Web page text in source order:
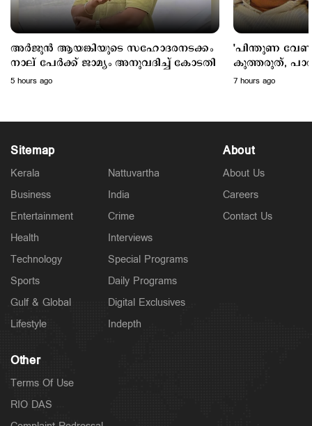
Latest
അനാദരം; തഹസില്‍ദാരെ സസ്പെന്‍ഡ് ചെയ്യും
13 hours ago
അര്‍ജുന്‍ ആയങ്കിയുടെ സഹോദരനടക്കം
നാല് പേര്‍ക്ക് ജാമ്യം അനുവദിച്ച് കോടതി
5 hours ago
'പിന്തുണ
കുത്തരുത്,
7 hours ago
Sitemap
Kerala
Business
Entertainment
Health
Technology
Sports
Gulf & Global
Lifestyle
Nattuvartha
India
Crime
Interviews
Special Programs
Daily Programs
Digital Exclusives
Indepth
About
About Us
Careers
Contact Us
Other
Terms Of Use
RIO DAS